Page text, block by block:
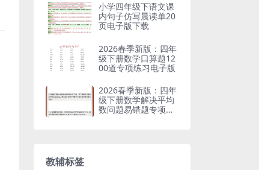
小学四年级下语文课
内句子仿写晨读单20
页电子版下载
2026春季新版：四年
级下册数学口算题12
00道专项练习电子版
2026春季新版：四年
级下册数学解决平均
数问题易错题专项突
教辅标签